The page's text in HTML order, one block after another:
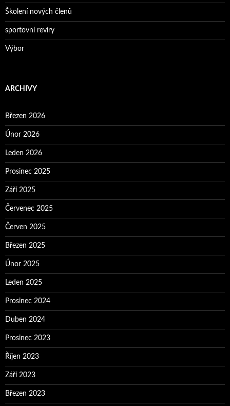
Školení nových členů
sportovní revíry
Výbor
ARCHIVY
Březen 2026
Únor 2026
Leden 2026
Prosinec 2025
Září 2025
Červenec 2025
Červen 2025
Březen 2025
Únor 2025
Leden 2025
Prosinec 2024
Duben 2024
Prosinec 2023
Říjen 2023
Září 2023
Březen 2023